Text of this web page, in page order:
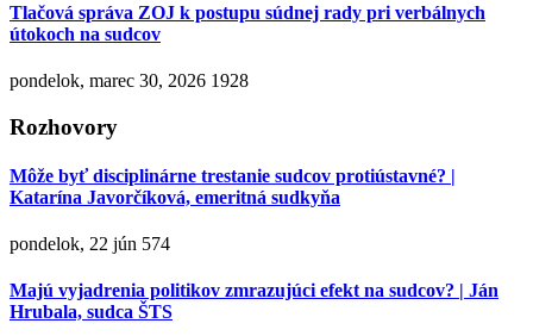
Tlačová správa ZOJ k postupu súdnej rady pri verbálnych
útokoch na sudcov
pondelok, marec 30, 2026 1928
Rozhovory
Môže byť disciplinárne trestanie sudcov protiústavné? |
Katarína Javorčíková, emeritná sudkyňa
pondelok, 22 jún 574
Majú vyjadrenia politikov zmrazujúci efekt na sudcov? | Ján
Hrubala, sudca ŠTS